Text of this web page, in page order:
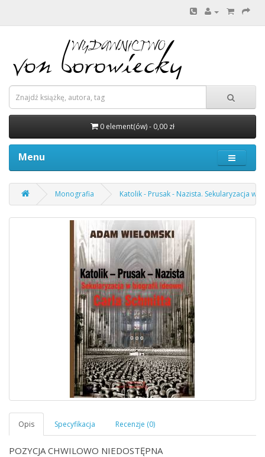
0 element(ów) - 0,00 zł
Menu
Monografia Katolik - Prusak - Nazista. Sekularyzacja w
POZYCJA CHWILOWO NIEDOSTĘPNA